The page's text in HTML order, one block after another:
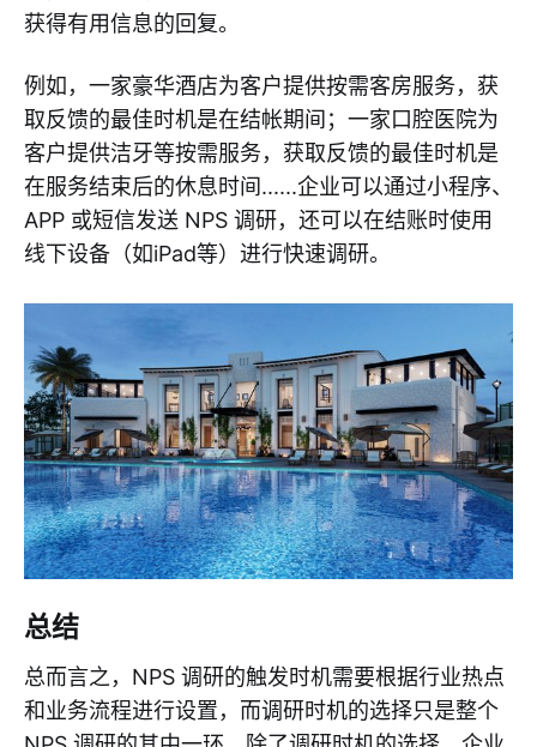
获得有用信息的回复。
例如，一家豪华酒店为客户提供按需客房服务，获
取反馈的最佳时机是在结帐期间；一家口腔医院为
客户提供洁牙等按需服务，获取反馈的最佳时机是
在服务结束后的休息时间......企业可以通过小程序、
APP 或短信发送 NPS 调研，还可以在结账时使用
线下设备（如iPad等）进行快速调研。
总结
总而言之，NPS 调研的触发时机需要根据行业热点
和业务流程进行设置，而调研时机的选择只是整个